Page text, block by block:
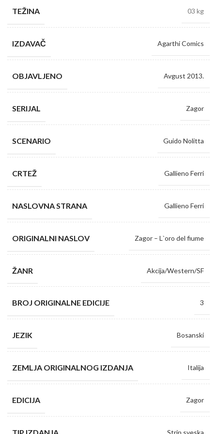
TEŽINA 03 kg
IZDAVAČ Agarthi Comics
OBJAVLJENO Avgust 2013.
SERIJAL Zagor
SCENARIO Guido Nolitta
CRTEŽ Gallieno Ferri
NASLOVNA STRANA Gallieno Ferri
ORIGINALNI NASLOV Zagor – L`oro del fiume
ŽANR Akcija/Western/SF
BROJ ORIGINALNE EDICIJE 3
JEZIK Bosanski
ZEMLJA ORIGINALNOG IZDANJA Italija
EDICIJA Zagor
Strip sveska